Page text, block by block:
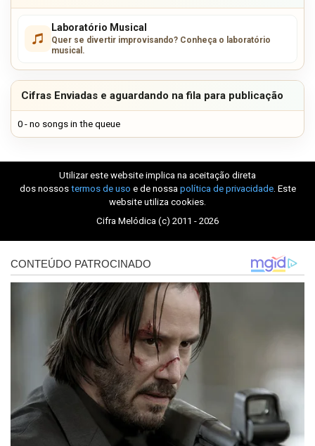
Laboratório Musical
Quer se divertir improvisando? Conheça o laboratório
musical.
Cifras Enviadas e aguardando na fila para publicação
0 - no songs in the queue
Utilizar este website implica na aceitação direta
dos nossos termos de uso e de nossa política de privacidade. Este
website utiliza cookies.
Cifra Melódica (c) 2011 - 2026